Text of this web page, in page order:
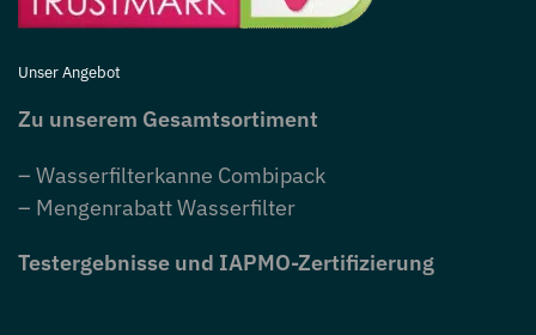
Unser Angebot
Zu unserem Gesamtsortiment
– Wasserfilterkanne Combipack
– Mengenrabatt Wasserfilter
Testergebnisse und IAPMO-Zertifizierung